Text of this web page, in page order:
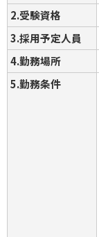
2.受験資格
3.採用予定人員
4.勤務場所
5.勤務条件